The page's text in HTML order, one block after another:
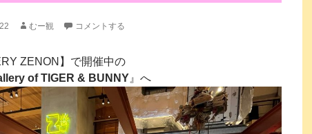
むー観 コメントする
ZENON】で開催中の
of TIGER & BUNNY 』へ